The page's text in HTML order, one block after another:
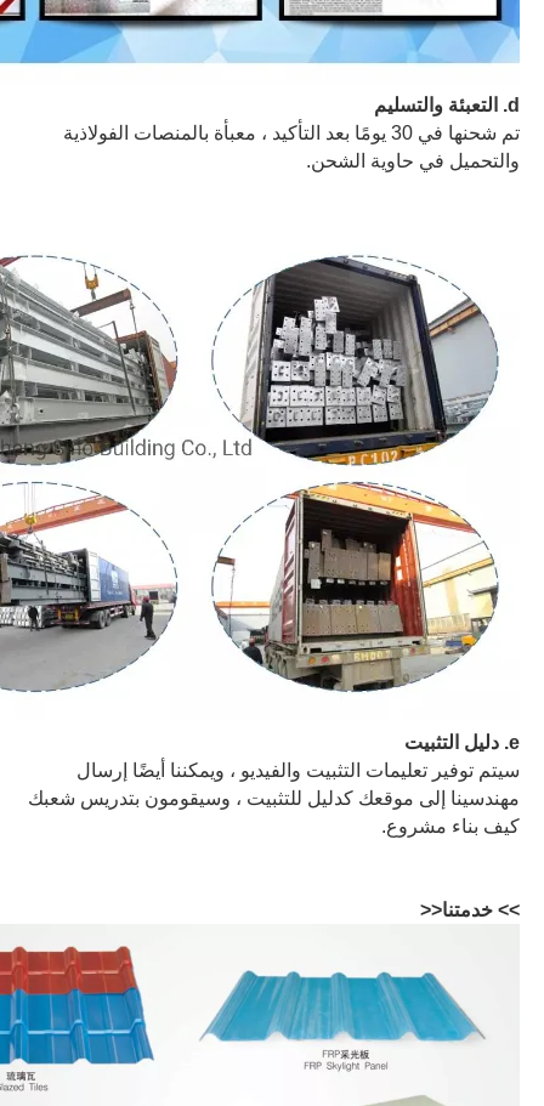
d. التعبئة والتسليم
تم شحنها في 30 يومًا بعد التأكيد ، معبأة بالمنصات الفولاذية
والتحميل في حاوية الشحن.
e. دليل التثبيت
سيتم توفير تعليمات التثبيت والفيديو ، ويمكننا أيضًا إرسال
مهندسينا إلى موقعك كدليل للتثبيت ، وسيقومون بتدريس شعبك
كيف بناء مشروع.
>> خدمتنا<<